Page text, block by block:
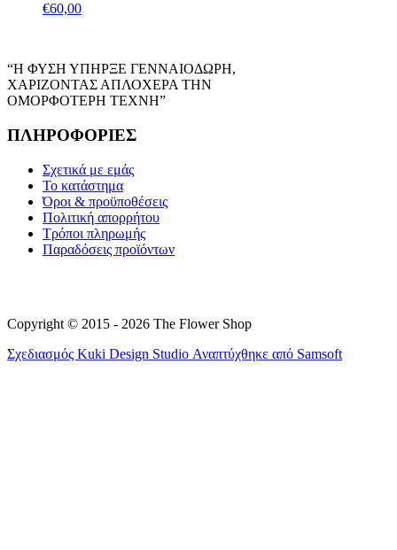
€60,00
“Η ΦΥΣΗ ΥΠΗΡΞΕ ΓΕΝΝΑΙΟΔΩΡΗ,
ΧΑΡΙΖΟΝΤΑΣ ΑΠΛΟΧΕΡΑ ΤΗΝ
ΟΜΟΡΦΟΤΕΡΗ ΤΕΧΝΗ”
ΠΛΗΡΟΦΟΡΙΕΣ
Σχετικά με εμάς
Το κατάστημα
Όροι & προϋποθέσεις
Πολιτική απορρήτου
Τρόποι πληρωμής
Παραδόσεις προϊόντων
Copyright © 2015 - 2026 The Flower Shop
Σχεδιασμός Kuki Design Studio Αναπτύχθηκε από Samsoft